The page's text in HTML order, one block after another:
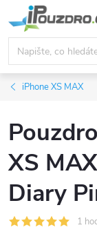
na
obsah
iPhone XS MAX
XS
Diary
1